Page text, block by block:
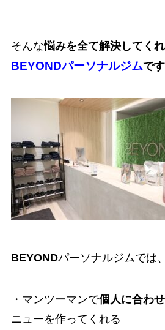
そんな悩みを全て解決してく
BEYONDパーソナルジムで
BEYONDパーソナルジムでは、
・マンツーマンで個人に合わ
ニューを作ってくれる